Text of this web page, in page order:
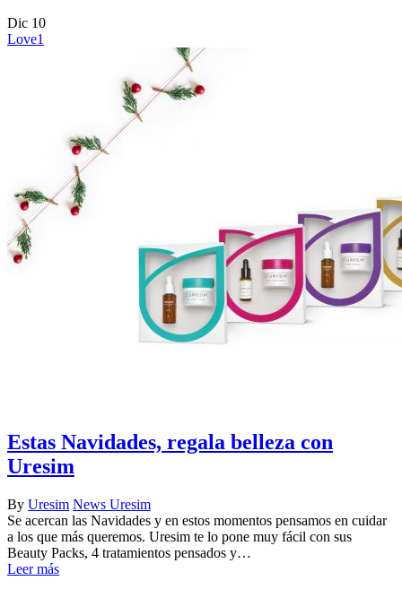
Dic 10
Love1
Estas Navidades, regala belleza con
Uresim
By Uresim News Uresim
Se acercan las Navidades y en estos momentos pensamos en cuidar
a los que más queremos. Uresim te lo pone muy fácil con sus
Beauty Packs, 4 tratamientos pensados y…
Leer más